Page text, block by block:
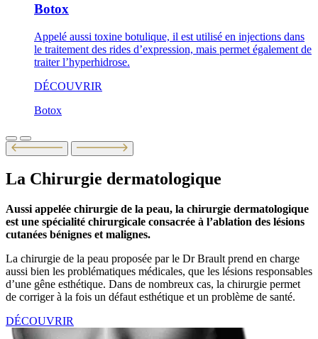
Botox
Appelé aussi toxine botulique, il est utilisé en injections dans
le traitement des rides d’expression, mais permet également de
traiter l’hyperhidrose.
DÉCOUVRIR
Botox
La Chirurgie dermatologique
Aussi appelée chirurgie de la peau, la chirurgie dermatologique
est une spécialité chirurgicale consacrée à l’ablation des lésions
cutanées bénignes et malignes.
La chirurgie de la peau proposée par le Dr Brault prend en charge
aussi bien les problématiques médicales, que les lésions responsables
d’une gêne esthétique. Dans de nombreux cas, la chirurgie permet
de corriger à la fois un défaut esthétique et un problème de santé.
DÉCOUVRIR